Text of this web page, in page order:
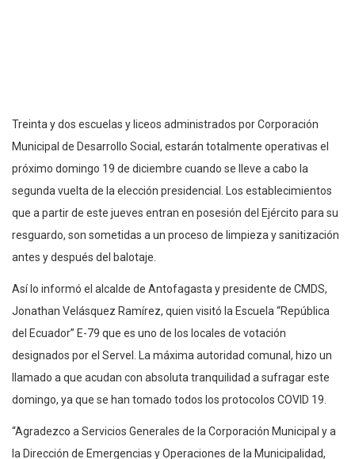
Treinta y dos escuelas y liceos administrados por Corporación
Municipal de Desarrollo Social, estarán totalmente operativas el
próximo domingo 19 de diciembre cuando se lleve a cabo la
segunda vuelta de la elección presidencial. Los establecimientos
que a partir de este jueves entran en posesión del Ejército para su
resguardo, son sometidas a un proceso de limpieza y sanitización
antes y después del balotaje.
Así lo informó el alcalde de Antofagasta y presidente de CMDS,
Jonathan Velásquez Ramírez, quien visitó la Escuela “República
del Ecuador” E-79 que es uno de los locales de votación
designados por el Servel. La máxima autoridad comunal, hizo un
llamado a que acudan con absoluta tranquilidad a sufragar este
domingo, ya que se han tomado todos los protocolos COVID 19.
“Agradezco a Servicios Generales de la Corporación Municipal y a
la Dirección de Emergencias y Operaciones de la Municipalidad,